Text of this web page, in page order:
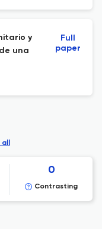
y
una
Full
paper
0
Contrasting